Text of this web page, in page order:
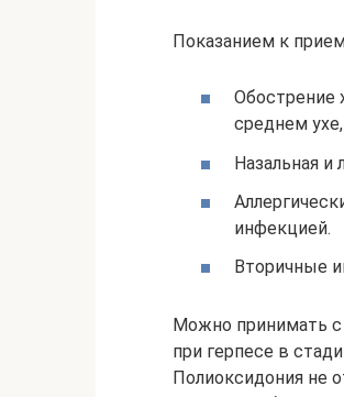
Показанием к
Обострение
среднем
Назальная и
инфекцией.
Вторичные
Можно принимать с
при герпесе в
Полиоксидония не